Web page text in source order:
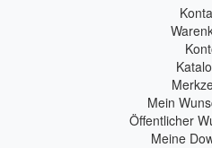
Mein
Öffentlicher
Meine